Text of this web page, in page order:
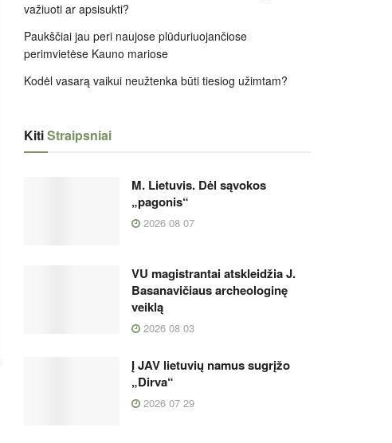
važiuoti ar apsisukti?
Paukščiai jau peri naujose plūduriuojančiose
perimvietėse Kauno mariose
Kodėl vasarą vaikui neužtenka būti tiesiog užimtam?
KitiStraipsniai
M. Lietuvis. Dėl sąvokos
„pagonis“
2026 08 07
VU magistrantai atskleidžia J.
Basanavičiaus archeologinę
veiklą
2026 08 03
Į JAV lietuvių namus sugrįžo
„Dirva“
2026 07 29